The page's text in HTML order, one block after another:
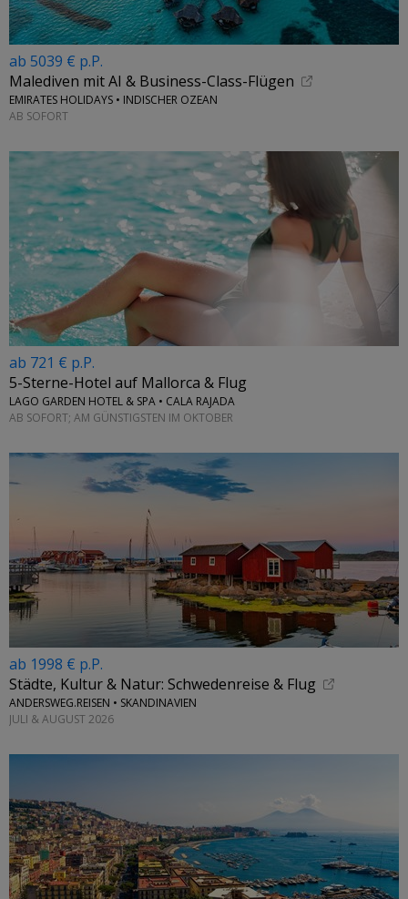
ab 5039 € p.P.
Malediven mit AI & Business-Class-Flügen
EMIRATES HOLIDAYS • INDISCHER OZEAN
AB SOFORT
ab 721 € p.P.
5-Sterne-Hotel auf Mallorca & Flug
LAGO GARDEN HOTEL & SPA • CALA RAJADA
AB SOFORT; AM GÜNSTIGSTEN IM OKTOBER
ab 1998 € p.P.
Städte, Kultur & Natur: Schwedenreise & Flug
ANDERSWEG.REISEN • SKANDINAVIEN
JULI & AUGUST 2026